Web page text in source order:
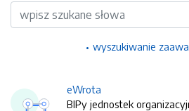
Wyszukiwarka
wyszukiwanie
eWrota
BIPy jednostek